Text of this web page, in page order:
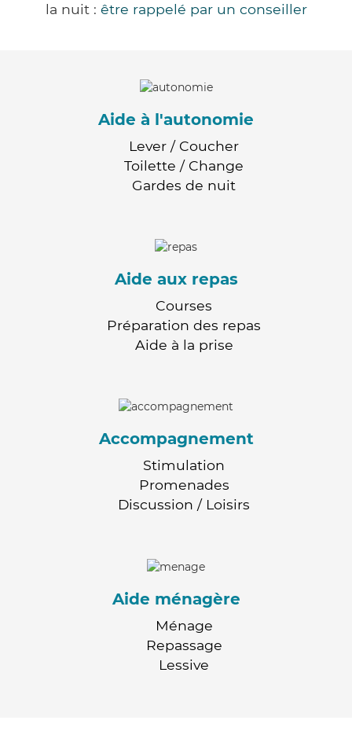
la nuit : être rappelé par un conseiller
Aide à l'autonomie
Lever / Coucher
Toilette / Change
Gardes de nuit
Aide aux repas
Courses
Préparation des repas
Aide à la prise
Accompagnement
Stimulation
Promenades
Discussion / Loisirs
Aide ménagère
Ménage
Repassage
Lessive